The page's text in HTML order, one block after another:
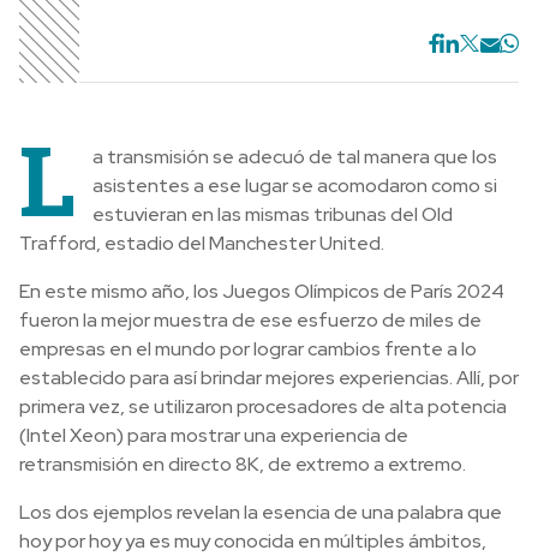
L
a transmisión se adecuó de tal manera que los
asistentes a ese lugar se acomodaron como si
estuvieran en las mismas tribunas del Old
Trafford, estadio del Manchester United.
En este mismo año, los Juegos Olímpicos de París 2024
fueron la mejor muestra de ese esfuerzo de miles de
empresas en el mundo por lograr cambios frente a lo
establecido para así brindar mejores experiencias. Allí, por
primera vez, se utilizaron procesadores de alta potencia
(Intel Xeon) para mostrar una experiencia de
retransmisión en directo 8K, de extremo a extremo.
Los dos ejemplos revelan la esencia de una palabra que
hoy por hoy ya es muy conocida en múltiples ámbitos,